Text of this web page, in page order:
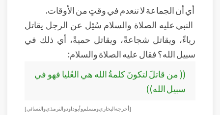
أي أن الجماعة لا تنعدم في وقتٍ من الأوقات.
النبي عليه الصلاة والسلام سُئِل عن الرجل يقاتل
رياءً، ويقاتل شجاعةً، ويقاتل حميةً، أي ذلك في
سبيل الله؟ فقال عليه الصلاة والسلام:
(( من قاتلَ لتكونَ كلمةُ الله هي العُليا فهو في
سبيل الله))
[أخرجه البخاري ومسلم وأبو داود والترمذي والنسائي]